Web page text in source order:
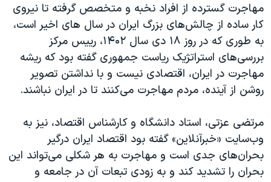
مهاجرت گسترده از افراد نخبه و متخصص گرفته تا نیروی
کار ساده از چالش‌های بزرگ ایران در سال های اخیر است،
به طوری که در روز ۱۸ دی‌ سال ۱۴۰۲، رییس مرکز
بررسی‌های استراتژیک ریاست جمهوری گفته بود که ریشه
مهاجرت در ایران، اقتصادی نیست و با نداشتن تصویر
روشن از آینده، مردم مهاجرت می‌کنند تا در ایران نباشند.
مرتضی عزتی، استاد دانشگاه و کارشناس اقتصاد، نیز به
وب‌سایت «خبرآنلاین» گفته بود اقتصاد ایران درگیر
بحران‌های جدی است و مهاجرت به هر شکلی می‌تواند این
بحران را تشدید کند و به زودی تبعات آن در جامعه و